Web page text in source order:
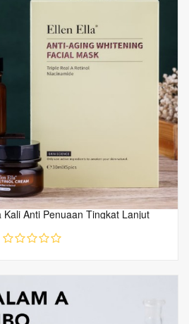
Anti Penuaan Tingkat Lanjut